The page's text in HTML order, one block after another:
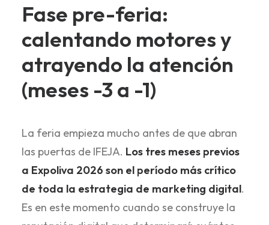
Fase pre-feria:
calentando motores y
atrayendo la atención
(meses -3 a -1)
La feria empieza mucho antes de que abran
las puertas de IFEJA. Los tres meses previos
a Expoliva 2026 son el período más crítico
de toda la estrategia de marketing digital.
Es en este momento cuando se construye la